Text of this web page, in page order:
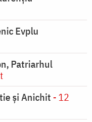
Evplu
Patriarhul
şi Anichit - 12